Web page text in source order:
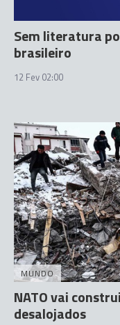
Sem literatura
brasileiro
12 Fev 02:00
MUNDO
NATO vai
desalojados